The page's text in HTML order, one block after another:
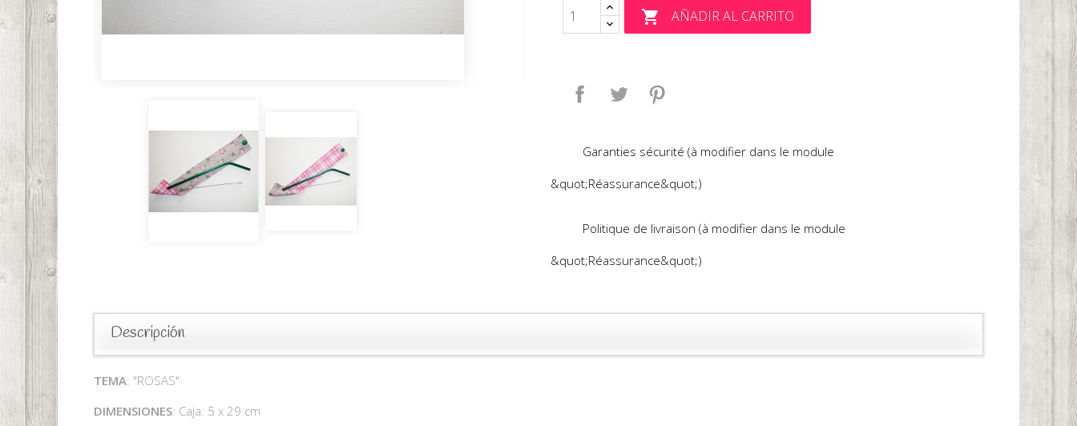
 AÑADIR AL CARRITO
CompartirTuitear
Garanties sécurité (à modifier dans le module
&quot;Réassurance&quot;)
Politique de livraison (à modifier dans le module
&quot;Réassurance&quot;)
Descripción
TEMA: "ROSAS"
DIMENSIONES: Caja: 5 x 29 cm